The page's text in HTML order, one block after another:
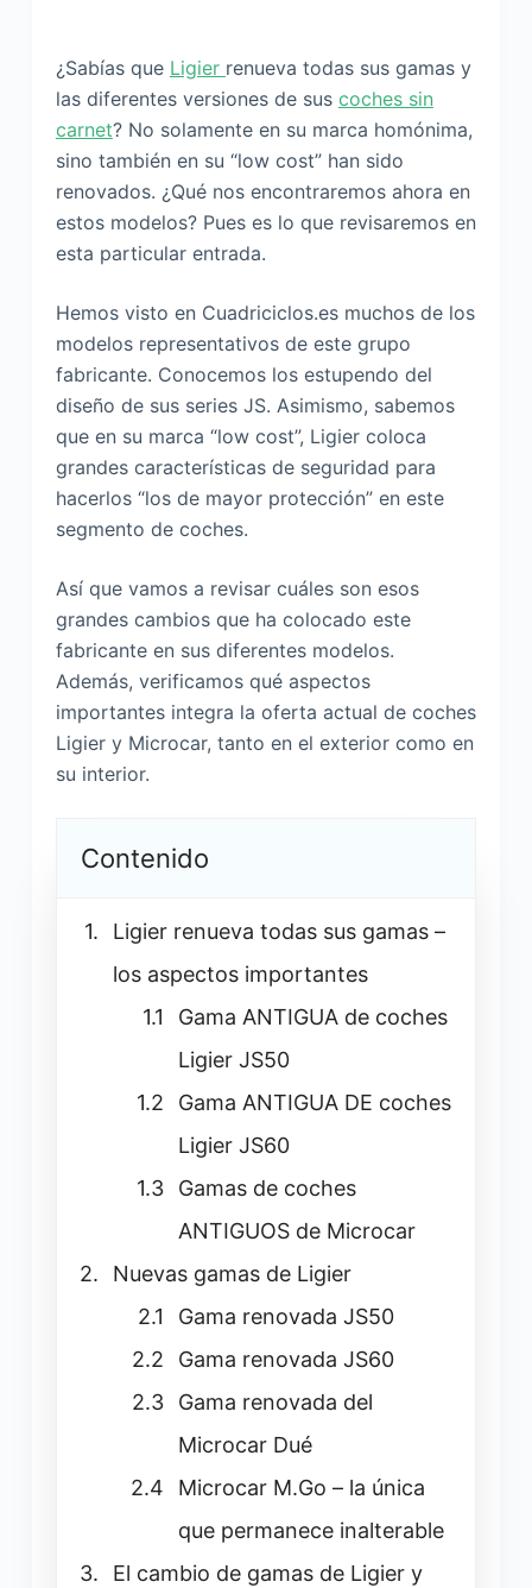
¿Sabías que Ligier renueva todas sus gamas y
las diferentes versiones de sus coches sin
carnet? No solamente en su marca homónima,
sino también en su “low cost” han sido
renovados. ¿Qué nos encontraremos ahora en
estos modelos? Pues es lo que revisaremos en
esta particular entrada.
Hemos visto en Cuadriciclos.es muchos de los
modelos representativos de este grupo
fabricante. Conocemos los estupendo del
diseño de sus series JS. Asimismo, sabemos
que en su marca “low cost”, Ligier coloca
grandes características de seguridad para
hacerlos “los de mayor protección” en este
segmento de coches.
Así que vamos a revisar cuáles son esos
grandes cambios que ha colocado este
fabricante en sus diferentes modelos.
Además, verificamos qué aspectos
importantes integra la oferta actual de coches
Ligier y Microcar, tanto en el exterior como en
su interior.
Contenido
Ligier renueva todas sus gamas –
los aspectos importantes
Gama ANTIGUA de coches
Ligier JS50
Gama ANTIGUA DE coches
Ligier JS60
Gamas de coches
ANTIGUOS de Microcar
Nuevas gamas de Ligier
Gama renovada JS50
Gama renovada JS60
Gama renovada del
Microcar Dué
Microcar M.Go – la única
que permanece inalterable
El cambio de gamas de Ligier y